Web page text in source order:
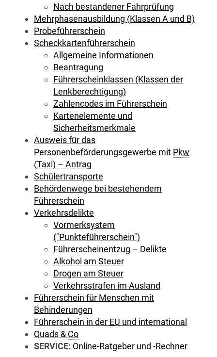
Nach bestandener Fahrprüfung
Mehrphasenausbildung (Klassen A und B)
Probeführerschein
Scheckkartenführerschein
Allgemeine Informationen
Beantragung
Führerscheinklassen (Klassen der
Lenkberechtigung)
Zahlencodes im Führerschein
Kartenelemente und
Sicherheitsmerkmale
Ausweis für das
Personenbeförderungsgewerbe mit Pkw
(Taxi) – Antrag
Schülertransporte
Behördenwege bei bestehendem
Führerschein
Verkehrsdelikte
Vormerksystem
("Punkteführerschein")
Führerscheinentzug – Delikte
Alkohol am Steuer
Drogen am Steuer
Verkehrsstrafen im Ausland
Führerschein für Menschen mit
Behinderungen
Führerschein in der EU und international
Quads & Co
SERVICE: Online-Ratgeber und -Rechner